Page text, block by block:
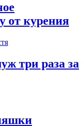
от курения
три раза за